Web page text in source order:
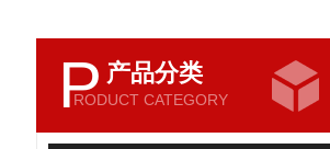
P 产品分类
RODUCT CATEGORY